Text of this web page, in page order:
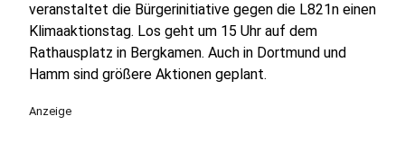
veranstaltet die Bürgerinitiative gegen die L821n einen
Klimaaktionstag. Los geht um 15 Uhr auf dem
Rathausplatz in Bergkamen. Auch in Dortmund und
Hamm sind größere Aktionen geplant.
Anzeige